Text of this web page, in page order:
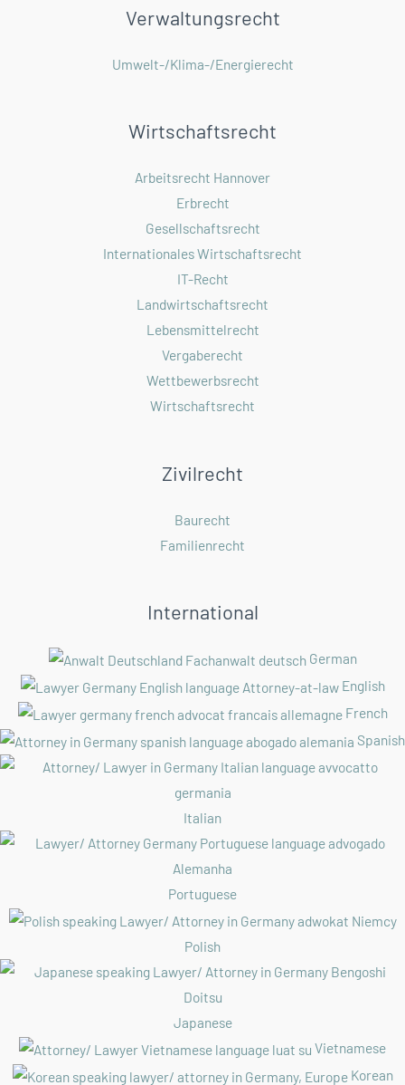
Verwaltungsrecht
Umwelt-/Klima-/Energierecht
Wirtschaftsrecht
Arbeitsrecht Hannover
Erbrecht
Gesellschaftsrecht
Internationales Wirtschaftsrecht
IT-Recht
Landwirtschaftsrecht
Lebensmittelrecht
Vergaberecht
Wettbewerbsrecht
Wirtschaftsrecht
Zivilrecht
Baurecht
Familienrecht
International
German
English
French
Spanish
Italian
Portuguese
Polish
Japanese
Vietnamese
Korean